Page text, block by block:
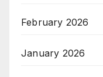
February 2026
January 2026